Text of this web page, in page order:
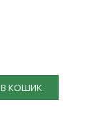
В КОШИК